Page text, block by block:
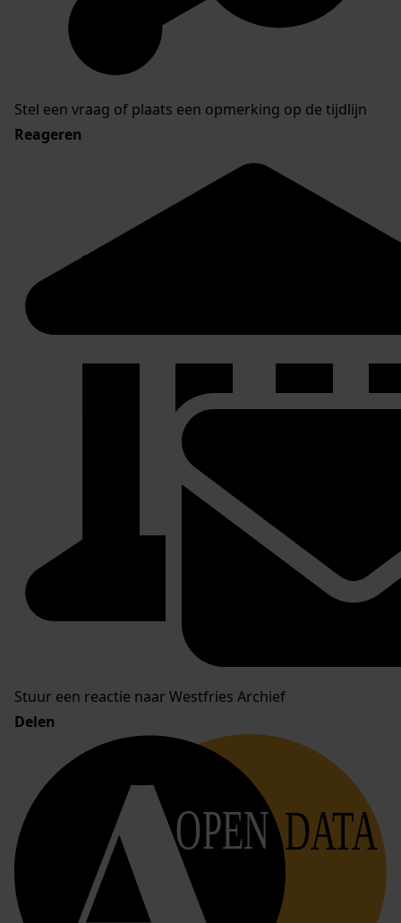
Stel een vraag of plaats een opmerking op de tijdlijn
Reageren
Stuur een reactie naar Westfries Archief
Delen
OPEN DATA